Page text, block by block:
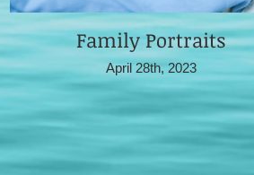
Family Portraits
April 28th, 2023